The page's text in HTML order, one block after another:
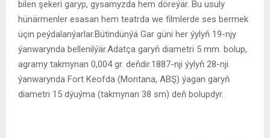
bilen şekeri garyp, gysamyzda hem döreýär. Bu usuly
hünärmenler esasan hem teatrda we filmlerde ses bermek
üçin peýdalanýarlar.Bütindünýä Gar güni her ýylyň 19-njy
ýanwarynda bellenilýär.Adatça garyň diametri 5 mm. bolup,
agramy takmynan 0,004 gr. deňdir.1887-nji ýylyň 28-nji
ýanwarynda Fort Keofda (Montana, ABŞ) ýagan garyň
diametri 15 dýuýma (takmynan 38 sm) deň bolupdyr.